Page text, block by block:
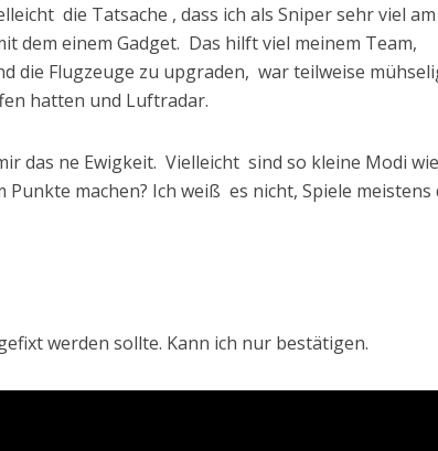
die Tatsache , dass ich als Sniper sehr viel am
dem einem Gadget. Das hilft viel meinem Team,
die Flugzeuge zu upgraden, war teilweise
hatten und Luftradar.
das ne Ewigkeit. Vielleicht sind so kleine Modi wie
machen? Ich weiß es nicht, Spiele meistens
werden sollte. Kann ich nur bestätigen.